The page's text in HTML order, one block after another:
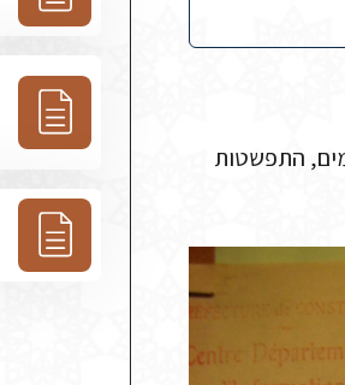
התפשטות